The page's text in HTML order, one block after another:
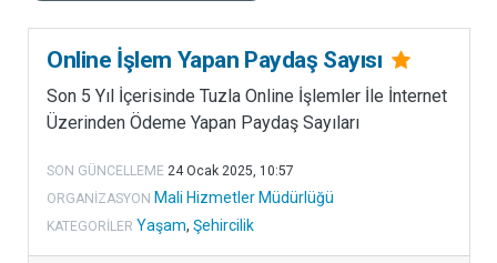
Online İşlem Yapan Paydaş Sayısı
Son 5 Yıl İçerisinde Tuzla Online İşlemler İle İnternet
Üzerinden Ödeme Yapan Paydaş Sayıları
SON GÜNCELLEME 24 Ocak 2025, 10:57
ORGANIZASYON Mali Hizmetler Müdürlüğü
KATEGORILER Yaşam, Şehircilik